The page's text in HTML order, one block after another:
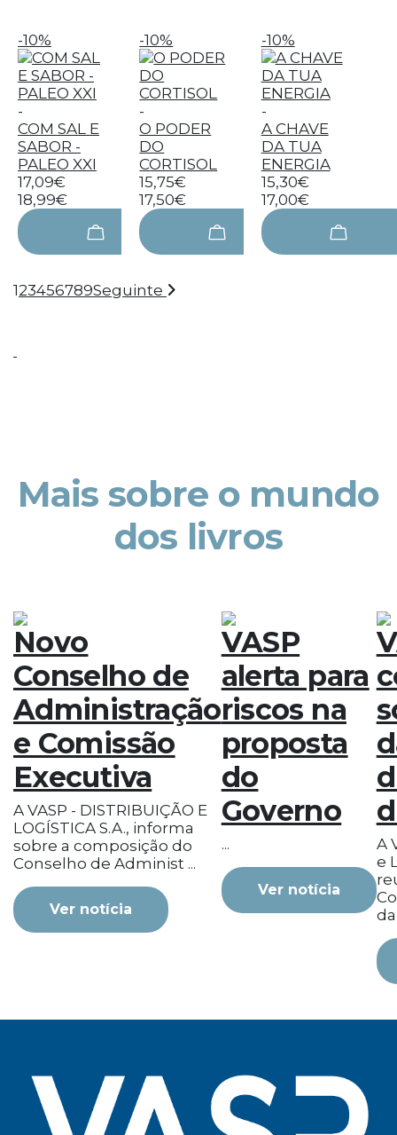
-10%
-
COM SAL E
SABOR -
PALEO XXI
17,09€
18,99€
-10%
-
O PODER
DO
CORTISOL
15,75€
17,50€
-10%
-
A CHAVE
DA TUA
ENERGIA
15,30€
17,00€
123456789Seguinte
Mais sobre o mundo
dos livros
Novo
Conselho de
Administração
e Comissão
Executiva
A VASP - DISTRIBUIÇÃO E
LOGÍSTICA S.A., informa
sobre a composição do
Conselho de Administ ...
Ver notícia
VASP
alerta para
riscos na
proposta
do
Governo
...
Ver notícia
A
e